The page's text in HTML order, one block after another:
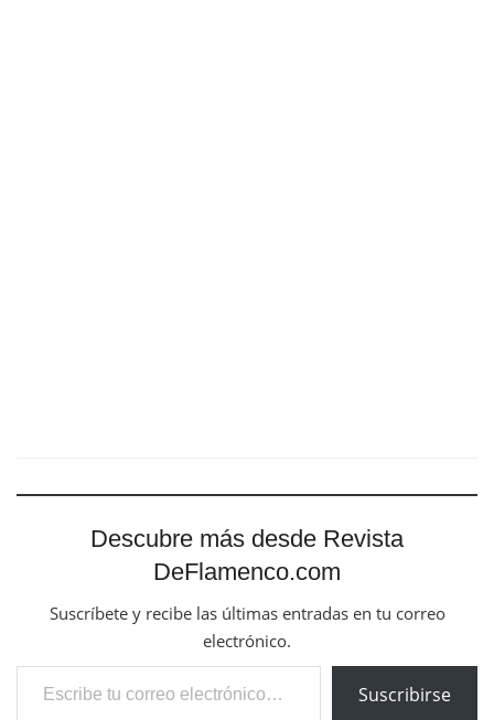
Descubre más desde Revista
DeFlamenco.com
Suscríbete y recibe las últimas entradas en tu correo
electrónico.
Escribe tu correo electrónico…
Suscribirse